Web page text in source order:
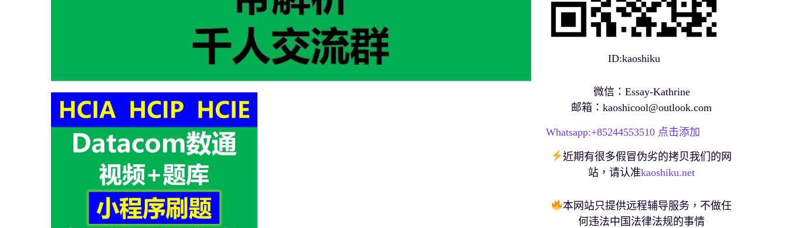
ID:kaoshiku
微信：Essay-Kathrine
邮箱： kaoshicool@outlook.com
Whatsapp:+85244553510 点击添加
近期有很多假冒伪劣的拷贝我们的网
站，请认准kaoshiku.net
本网站只提供远程辅导服务，不做任
何违法中国法律法规的事情